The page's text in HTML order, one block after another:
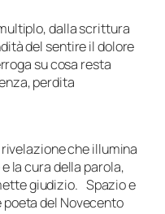
dalla scrittura
del sentire il dolore
su cosa resta
perdita
che illumina
la cura della parola,
giudizio. Spazio e
poeta del Novecento